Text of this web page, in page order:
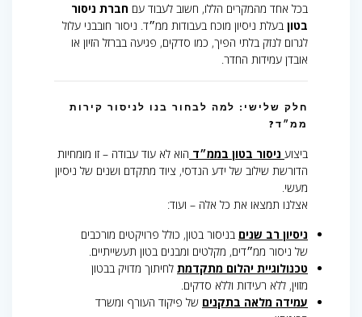
בכל אחד מהמקרים הללו, חשוב לעבוד עם חברת ניסור
בטון בעלת ניסיון מוכח בעבודות ממ״ד. ניסור חובבני עלול
לגרום לנזק בלתי הפיך, כמו סדקים, פגיעה בברזל הזיון או
אובדן עמידות החדר.
חלק שלישי: למה לבחור בנו לניסור קירות
ממ״ד?
ביצוע ניסור בטון בממ״ד הוא לא עוד עבודה – זו מומחיות
הדורשת שילוב של ידע הנדסי, ציוד מתקדם ושנים של ניסיון
מעשי.
אצלנו תמצאו את כל אלה – ועוד:
ניסיון רב שנים בניסור בטון, כולל פרויקטים מורכבים
של ניסור ממ״דים, מקלטים ומבנים בטון תעשייתיים.
טכנולוגיית יהלום מתקדמת לחיתוך מדויק בבטון
מזוין, ללא רעידות וללא סדקים.
עמידה מלאה בתקנים של פיקוד העורף ומשרד